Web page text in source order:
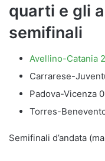
quarti e gli
semifinali
Avellino-Catania
Carrarese-
Padova-Vicenza
Torres-
Semifinali d’andata